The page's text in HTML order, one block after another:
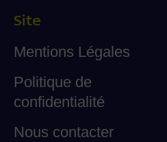
Site
Mentions Légales
Politique de
confidentialité
Nous contacter